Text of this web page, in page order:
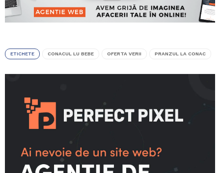
ETICHETE CONACUL LU BEBE OFERTA VERII PRANZUL LA CONAC